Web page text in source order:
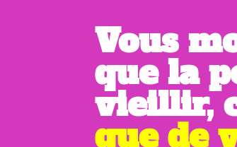
Vous
que la
vieillir,
que de